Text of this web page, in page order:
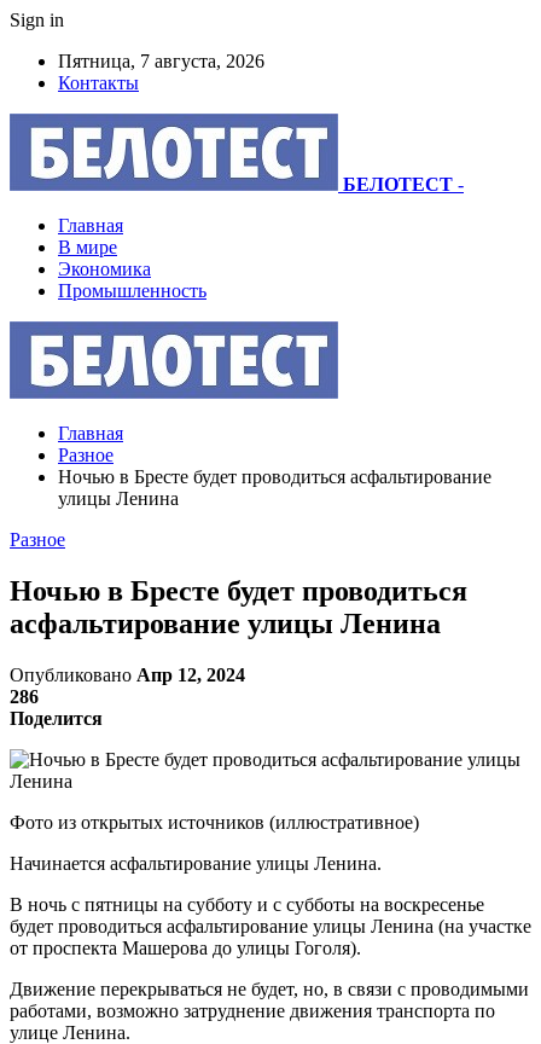
Sign in
Пятница, 7 августа, 2026
Контакты
БЕЛОТЕСТ -
Главная
В мире
Экономика
Промышленность
Главная
Разное
Ночью в Бресте будет проводиться асфальтирование
улицы Ленина
Разное
Ночью в Бресте будет проводиться
асфальтирование улицы Ленина
Опубликовано Апр 12, 2024
286
Поделится
Фото из открытых источников (иллюстративное)
Начинается асфальтирование улицы Ленина.
В ночь с пятницы на субботу и с субботы на воскресенье
будет проводиться асфальтирование улицы Ленина (на участке
от проспекта Машерова до улицы Гоголя).
Движение перекрываться не будет, но, в связи с проводимыми
работами, возможно затруднение движения транспорта по
улице Ленина.